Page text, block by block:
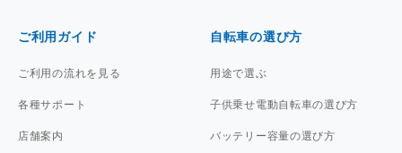
ご利用ガイド
ご利用の流れを見る
各種サポート
店舗案内
自転車の選び方
用途で選ぶ
子供乗せ電動自転車の選び方
バッテリー容量の選び方